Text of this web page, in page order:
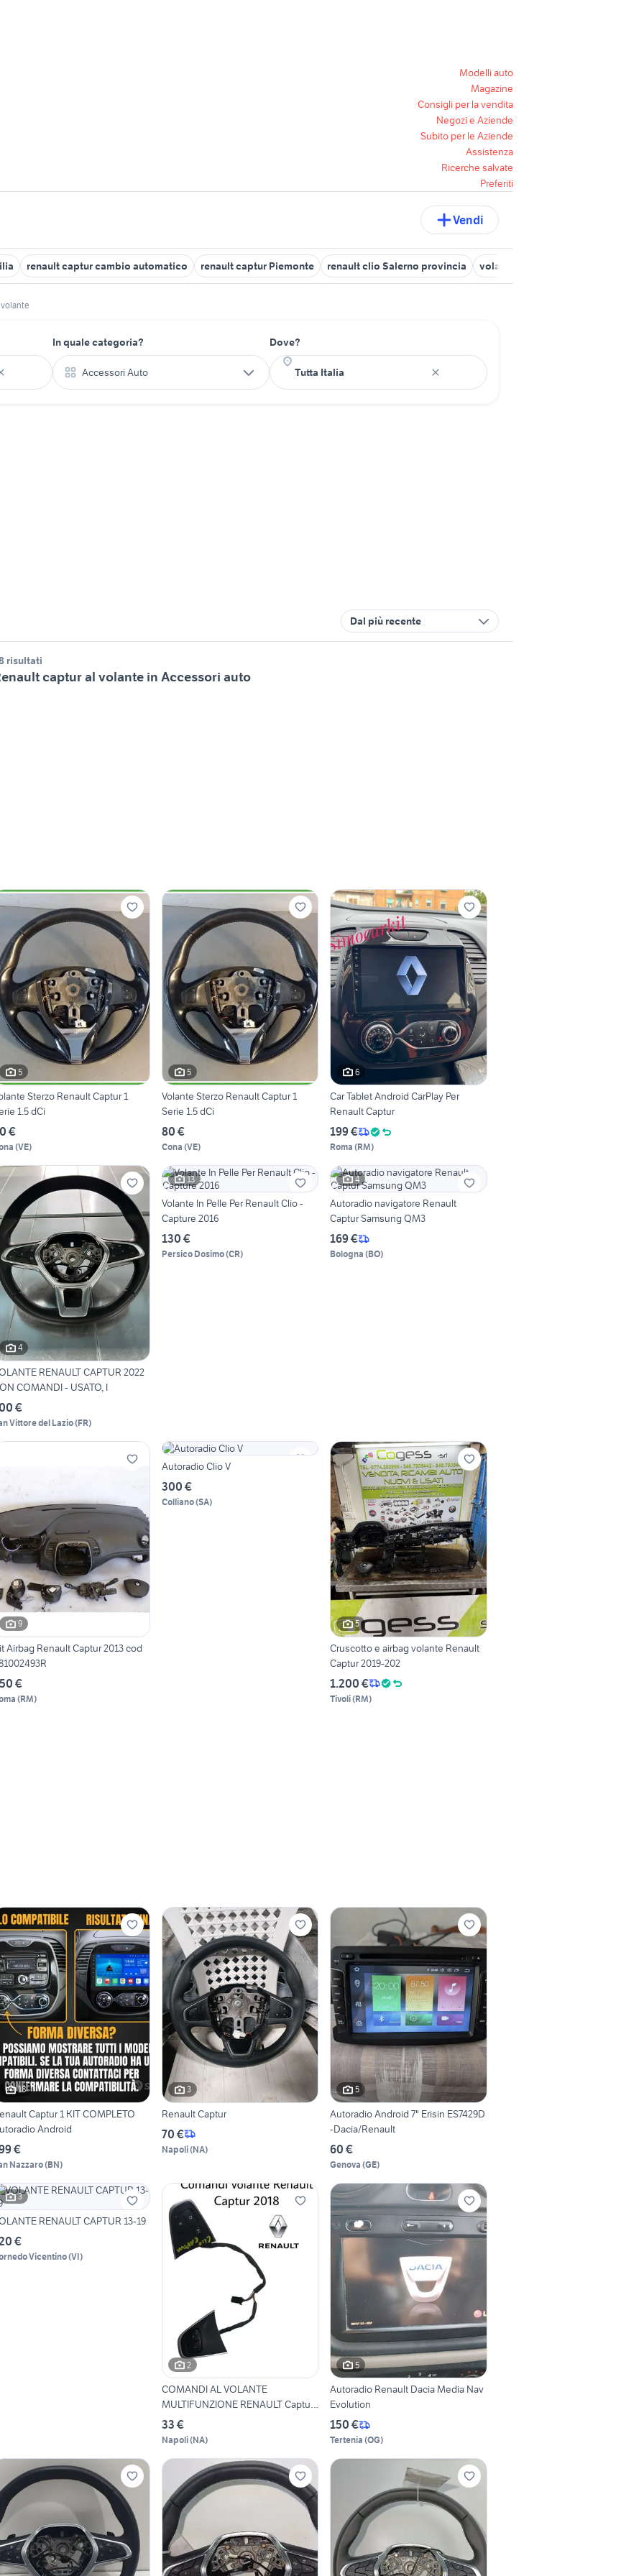
Modelli auto
Magazine
Consigli per la vendita
Negozi e Aziende
Subito per le Aziende
Assistenza
Ricerche salvate
Preferiti
Vendi
renault captur cambio automatico renault captur Piemonte renault clio Salerno provincia volante alfa
In quale categoria?
Accessori Auto
Dove?
Dal più recente
risultati
captur al volante in Accessori auto
5
Sterzo Renault Captur 1
1.5 dCi
€
(VE)
5
Volante Sterzo Renault Captur 1
Serie 1.5 dCi
80 €
Cona (VE)
6
Car Tablet Android CarPlay Per
Renault Captur
199 €
Roma (RM)
4
RENAULT CAPTUR 2022
COMANDI - USATO, I
€
Vittore del Lazio(FR)
13
Volante In Pelle Per Renault Clio -
Capture 2016
130 €
Persico Dosimo(CR)
4
Autoradio navigatore Renault
Captur Samsung QM3
169 €
Bologna (BO)
9
Airbag Renault Captur 2013 cod
€
(RM)
Autoradio Clio V
300 €
Colliano(SA)
5
Cruscotto e airbag volante Renault
Captur 2019-202
1.200 €
Tivoli(RM)
18
Captur 1 KIT COMPLETO
Android
€
Nazzaro(BN)
3
Renault Captur
70 €
Napoli(NA)
5
Autoradio Android 7" Erisin ES7429D
-Dacia/Renault
60 €
Genova (GE)
3
RENAULT CAPTUR 13-19
€
Vicentino(VI)
2
COMANDI AL VOLANTE
MULTIFUNZIONE RENAULT Captur
Se
33 €
Napoli(NA)
5
Autoradio Renault Dacia Media Nav
Evolution
150 €
Tertenia (OG)